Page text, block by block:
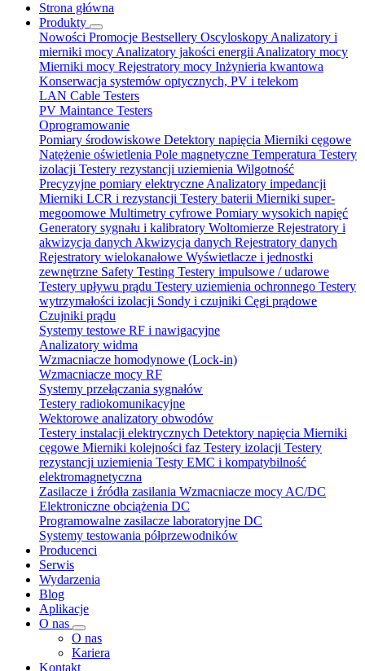
Strona główna
Produkty
Nowości Promocje Bestsellery Oscyloskopy Analizatory i
mierniki mocy Analizatory jakości energii Analizatory mocy
Mierniki mocy Rejestratory mocy Inżynieria kwantowa
Konserwacja systemów optycznych, PV i telekom
LAN Cable Testers
PV Maintance Testers
Oprogramowanie
Pomiary środowiskowe Detektory napięcia Mierniki cęgowe
Natężenie oświetlenia Pole magnetyczne Temperatura Testery
izolacji Testery rezystancji uziemienia Wilgotność
Precyzyjne pomiary elektryczne Analizatory impedancji
Mierniki LCR i rezystancji Testery baterii Mierniki super-
megoomowe Multimetry cyfrowe Pomiary wysokich napięć
Generatory sygnału i kalibratory Woltomierze Rejestratory i
akwizycja danych Akwizycja danych Rejestratory danych
Rejestratory wielokanałowe Wyświetlacze i jednostki
zewnętrzne Safety Testing Testery impulsowe / udarowe
Testery upływu prądu Testery uziemienia ochronnego Testery
wytrzymałości izolacji Sondy i czujniki Cęgi prądowe
Czujniki prądu
Systemy testowe RF i nawigacyjne
Analizatory widma
Wzmacniacze homodynowe (Lock‑in)
Wzmacniacze mocy RF
Systemy przełączania sygnałów
Testery radiokomunikacyjne
Wektorowe analizatory obwodów
Testery instalacji elektrycznych Detektory napięcia Mierniki
cęgowe Mierniki kolejności faz Testery izolacji Testery
rezystancji uziemienia Testy EMC i kompatybilność
elektromagnetyczna
Zasilacze i źródła zasilania Wzmacniacze mocy AC/DC
Elektroniczne obciążenia DC
Programowalne zasilacze laboratoryjne DC
Systemy testowania półprzewodników
Producenci
Serwis
Wydarzenia
Blog
Aplikacje
O nas
O nas
Kariera
Kontakt